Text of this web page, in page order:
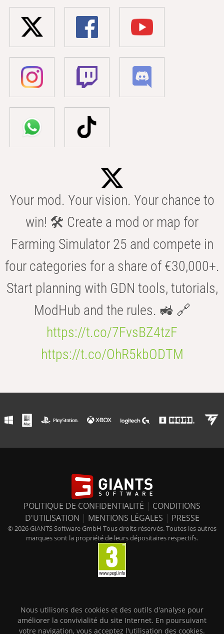
Your mod. Your vision. Your chance to
win! 🛠️ Create a mod or map for
Farming Simulator 25 and compete in
four categories for a share of €30,000+.
Start planning with GDN tools, tutorials,
ModHub and the rules. 🚜 🔗
https://t.co/7FvsBZ4tzF
https://t.co/OhR5kbODTM
POLITIQUE DE CONFIDENTIALITÉ | CONDITIONS
D'UTILISATION | MENTIONS LÉGALES | PRESSE
© 2026 GIANTS Software GmbH Tous droits réservés. Toutes les autres
marques sont la propriété de leurs dépositaires respectifs.
Nous utilisons des cookies et des outils d'analyse pour
améliorer la convivialité du site Internet. En poursuivant
votre navigation, vous acceptez l'utilisation des cookies.